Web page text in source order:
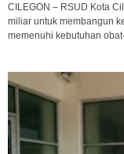
CILEGON – RSUD Kota
miliar untuk membangun
memenuhi kebutuhan